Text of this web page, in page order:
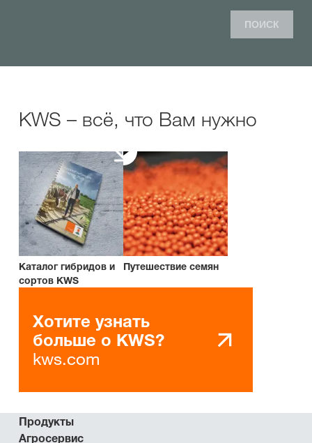
ПОИСК
KWS – всё, что Вам нужно
Каталог гибридов и
сортов KWS
Путешествие семян
Хотите узнать
больше о KWS?
kws.com
Продукты
Агросервис